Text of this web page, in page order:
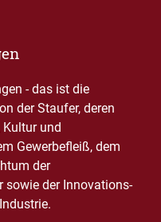
- das ist die
der Staufer, deren
und
Gewerbefleiß, dem
der
sowie der Innovations-